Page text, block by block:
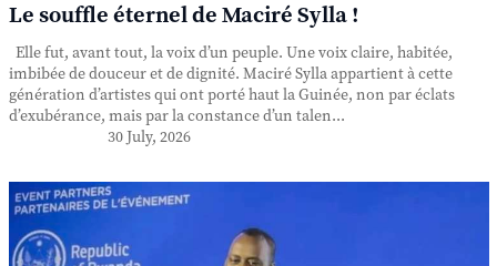
Le souffle éternel de Maciré Sylla !
Elle fut, avant tout, la voix d’un peuple. Une voix claire, habitée,
imbibée de douceur et de dignité. Maciré Sylla appartient à cette
génération d’artistes qui ont porté haut la Guinée, non par éclats
d’exubérance, mais par la constance d’un talen...
30 July, 2026